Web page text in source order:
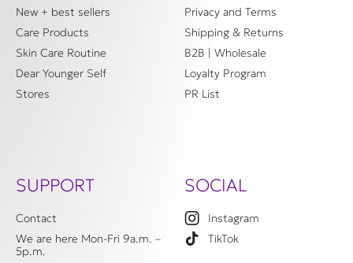
New + best sellers
Care Products
Skin Care Routine
Dear Younger Self
Stores
Privacy and Terms
Shipping & Returns
B2B | Wholesale
Loyalty Program
PR List
SUPPORT
Contact
We are here Mon-Fri 9a.m. –
5p.m.
SOCIAL
Instagram
TikTok